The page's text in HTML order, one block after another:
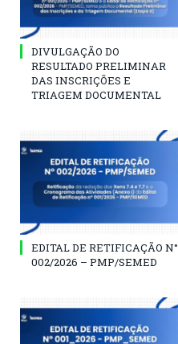
DIVULGAÇÃO DO
RESULTADO PRELIMINAR
DAS INSCRIÇÕES E
TRIAGEM DOCUMENTAL
EDITAL DE RETIFICAÇÃO N°
002/2026 – PMP/SEMED